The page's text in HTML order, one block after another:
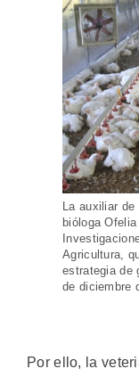
La auxiliar
bióloga
Agricultura,
estrategia de
de diciembre
Por ello, la